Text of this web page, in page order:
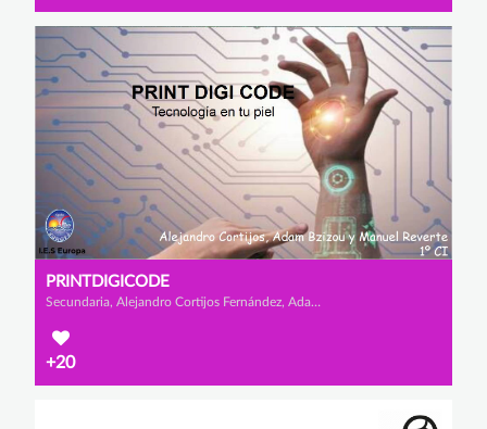
PRINTDIGICODE
Secundaria, Alejandro Cortijos Fernández, Adam Bzizou Lamharmel y Manuel Reverte Arce
+20